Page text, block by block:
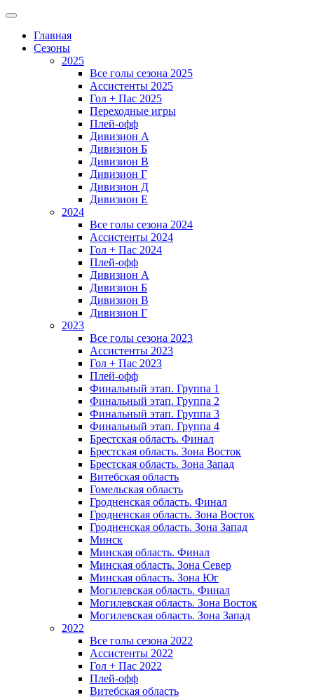
Главная
Сезоны
2025
Все голы сезона 2025
Ассистенты 2025
Гол + Пас 2025
Переходные игры
Плей-офф
Дивизион A
Дивизион Б
Дивизион В
Дивизион Г
Дивизион Д
Дивизион Е
2024
Все голы сезона 2024
Ассистенты 2024
Гол + Пас 2024
Плей-офф
Дивизион A
Дивизион Б
Дивизион В
Дивизион Г
2023
Все голы сезона 2023
Ассистенты 2023
Гол + Пас 2023
Плей-офф
Финальный этап. Группа 1
Финальный этап. Группа 2
Финальный этап. Группа 3
Финальный этап. Группа 4
Брестская область. Финал
Брестская область. Зона Восток
Брестская область. Зона Запад
Витебская область
Гомельская область
Гродненская область. Финал
Гродненская область. Зона Восток
Гродненская область. Зона Запад
Минск
Минская область. Финал
Минская область. Зона Север
Минская область. Зона Юг
Могилевская область. Финал
Могилевская область. Зона Восток
Могилевская область. Зона Запад
2022
Все голы сезона 2022
Ассистенты 2022
Гол + Пас 2022
Плей-офф
Витебская область